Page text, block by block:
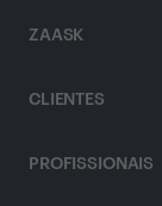
ZAASK
CLIENTES
PROFISSIONAIS